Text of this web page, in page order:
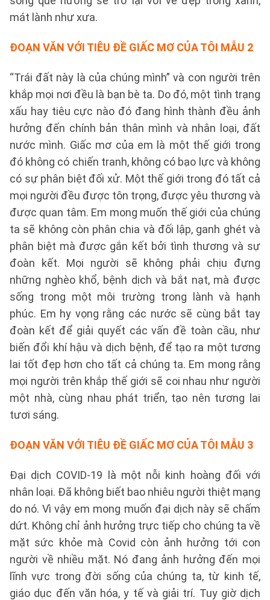
mát lành như xưa.
ĐOẠN VĂN VỚI TIÊU ĐỀ GIẤC MƠ CỦA TÔI MẪU 2
“Trái đất này là của chúng mình” và con người trên
khắp mọi nơi đều là bạn bè ta. Do đó, một tình trạng
xấu hay tiêu cực nào đó đang hình thành đều ảnh
hưởng đến chính bản thân mình và nhân loại, đất
nước mình. Giấc mơ của em là một thế giới trong
đó không có chiến tranh, không có bạo lực và không
có sự phân biệt đối xử. Một thế giới trong đó tất cả
mọi người đều được tôn trọng, được yêu thương và
được quan tâm. Em mong muốn thế giới của chúng
ta sẽ không còn phân chia và đối lập, ganh ghét và
phân biệt mà được gắn kết bởi tình thương và sự
đoàn kết. Mọi người sẽ không phải chịu đựng
những nghèo khổ, bệnh dịch và bắt nạt, mà được
sống trong một môi trường trong lành và hạnh
phúc. Em hy vọng rằng các nước sẽ cùng bắt tay
đoàn kết để giải quyết các vấn đề toàn cầu, như
biến đổi khí hậu và dịch bệnh, để tạo ra một tương
lai tốt đẹp hơn cho tất cả chúng ta. Em mong rằng
mọi người trên khắp thế giới sẽ coi nhau như người
một nhà, cùng nhau phát triển, tạo nên tương lai
tươi sáng.
ĐOẠN VĂN VỚI TIÊU ĐỀ GIẤC MƠ CỦA TÔI MẪU 3
Đại dịch COVID-19 là một nỗi kinh hoàng đối với
nhân loại. Đã không biết bao nhiêu người thiệt mạng
do nó. Vì vậy em mong muốn đại dịch này sẽ chấm
dứt. Không chỉ ảnh hưởng trực tiếp cho chúng ta về
mặt sức khỏe mà Covid còn ảnh hưởng tới con
người về nhiều mặt. Nó đang ảnh hưởng đến mọi
lĩnh vực trong đời sống của chúng ta, từ kinh tế,
giáo dục đến văn hóa, y tế và giải trí. Tuy giờ dịch